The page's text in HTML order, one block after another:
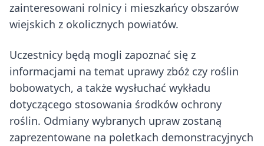
zainteresowani rolnicy i mieszkańcy obszarów
wiejskich z okolicznych powiatów.
Uczestnicy będą mogli zapoznać się z
informacjami na temat uprawy zbóż czy roślin
bobowatych, a także wysłuchać wykładu
dotyczącego stosowania środków ochrony
roślin. Odmiany wybranych upraw zostaną
zaprezentowane na poletkach demonstracyjnych